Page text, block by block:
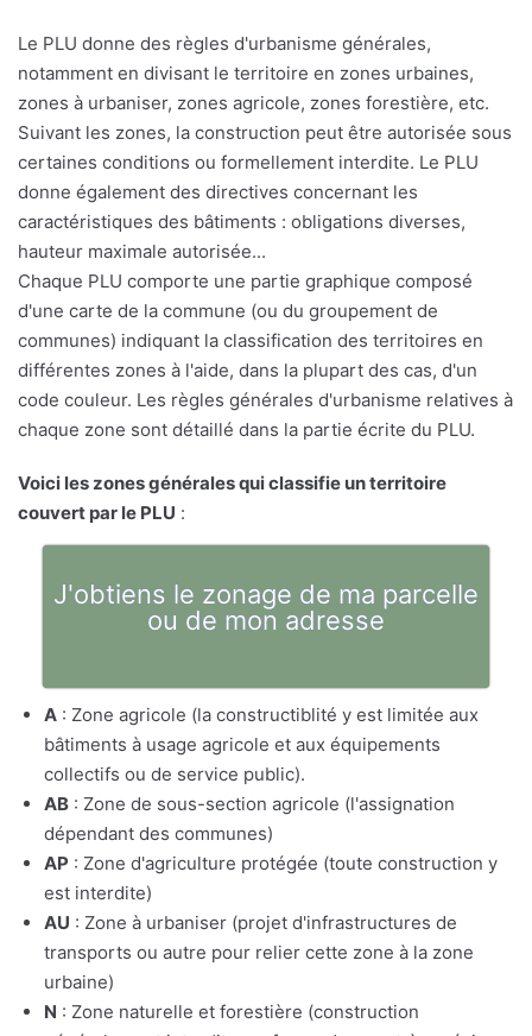
Le PLU donne des règles d'urbanisme générales,
notamment en divisant le territoire en zones urbaines,
zones à urbaniser, zones agricole, zones forestière, etc.
Suivant les zones, la construction peut être autorisée sous
certaines conditions ou formellement interdite. Le PLU
donne également des directives concernant les
caractéristiques des bâtiments : obligations diverses,
hauteur maximale autorisée...
Chaque PLU comporte une partie graphique composé
d'une carte de la commune (ou du groupement de
communes) indiquant la classification des territoires en
différentes zones à l'aide, dans la plupart des cas, d'un
code couleur. Les règles générales d'urbanisme relatives à
chaque zone sont détaillé dans la partie écrite du PLU.
Voici les zones générales qui classifie un territoire
couvert par le PLU :
J'obtiens le zonage de ma parcelle
ou de mon adresse
A : Zone agricole (la constructiblité y est limitée aux
bâtiments à usage agricole et aux équipements
collectifs ou de service public).
AB : Zone de sous-section agricole (l'assignation
dépendant des communes)
AP : Zone d'agriculture protégée (toute construction y
est interdite)
AU : Zone à urbaniser (projet d'infrastructures de
transports ou autre pour relier cette zone à la zone
urbaine)
N : Zone naturelle et forestière (construction